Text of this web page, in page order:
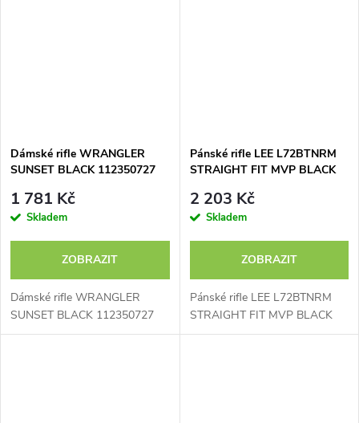
Dámské rifle WRANGLER
SUNSET BLACK 112350727
1 781 Kč
Skladem
ZOBRAZIT
Dámské rifle WRANGLER
SUNSET BLACK 112350727
Pánské rifle LEE L72BTNRM
STRAIGHT FIT MVP BLACK
2 203 Kč
Skladem
ZOBRAZIT
Pánské rifle LEE L72BTNRM
STRAIGHT FIT MVP BLACK